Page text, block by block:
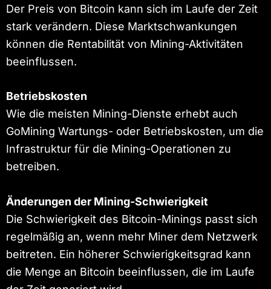
Der Preis von Bitcoin kann sich im Laufe der Zeit
stark verändern. Diese Marktschwankungen
können die Rentabilität von Mining-Aktivitäten
beeinflussen.
Betriebskosten
Wie die meisten Mining-Dienste erhebt auch
GoMining Wartungs- oder Betriebskosten, um die
Infrastruktur für die Mining-Operationen zu
betreiben.
Änderungen der Mining-Schwierigkeit
Die Schwierigkeit des Bitcoin-Minings passt sich
regelmäßig an, wenn mehr Miner dem Netzwerk
beitreten. Ein höherer Schwierigkeitsgrad kann
die Menge an Bitcoin beeinflussen, die im Laufe